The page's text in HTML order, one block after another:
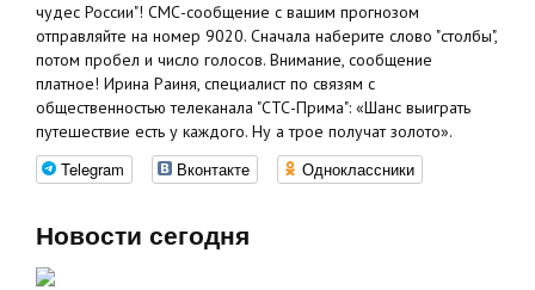
чудес России"! СМС-сообщение с вашим прогнозом
отправляйте на номер 9020. Сначала наберите слово "столбы",
потом пробел и число голосов. Внимание, сообщение
платное! Ирина Раиня, специалист по связям с
общественностью телеканала "СТС-Прима": «Шанс выиграть
путешествие есть у каждого. Ну а трое получат золото».
Telegram Вконтакте Одноклассники
Новости сегодня